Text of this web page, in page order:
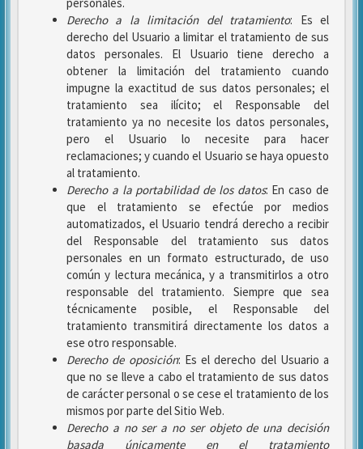
Derecho a la limitación del tratamiento: Es el
derecho del Usuario a limitar el tratamiento de sus
datos personales. El Usuario tiene derecho a
obtener la limitación del tratamiento cuando
impugne la exactitud de sus datos personales; el
tratamiento sea ilícito; el Responsable del
tratamiento ya no necesite los datos personales,
pero el Usuario lo necesite para hacer
reclamaciones; y cuando el Usuario se haya opuesto
al tratamiento.
Derecho a la portabilidad de los datos: En caso de
que el tratamiento se efectúe por medios
automatizados, el Usuario tendrá derecho a recibir
del Responsable del tratamiento sus datos
personales en un formato estructurado, de uso
común y lectura mecánica, y a transmitirlos a otro
responsable del tratamiento. Siempre que sea
técnicamente posible, el Responsable del
tratamiento transmitirá directamente los datos a
ese otro responsable.
Derecho de oposición: Es el derecho del Usuario a
que no se lleve a cabo el tratamiento de sus datos
de carácter personal o se cese el tratamiento de los
mismos por parte del Sitio Web.
Derecho a no ser a no ser objeto de una decisión
basada únicamente en el tratamiento